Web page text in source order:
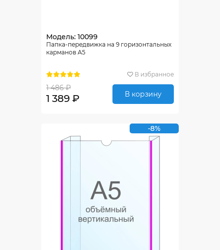
Модель: 10099
Папка-передвижка на 9 горизонтальных
карманов А5
В избранное
1 486 ₽
1 389 ₽ В корзину
-8%